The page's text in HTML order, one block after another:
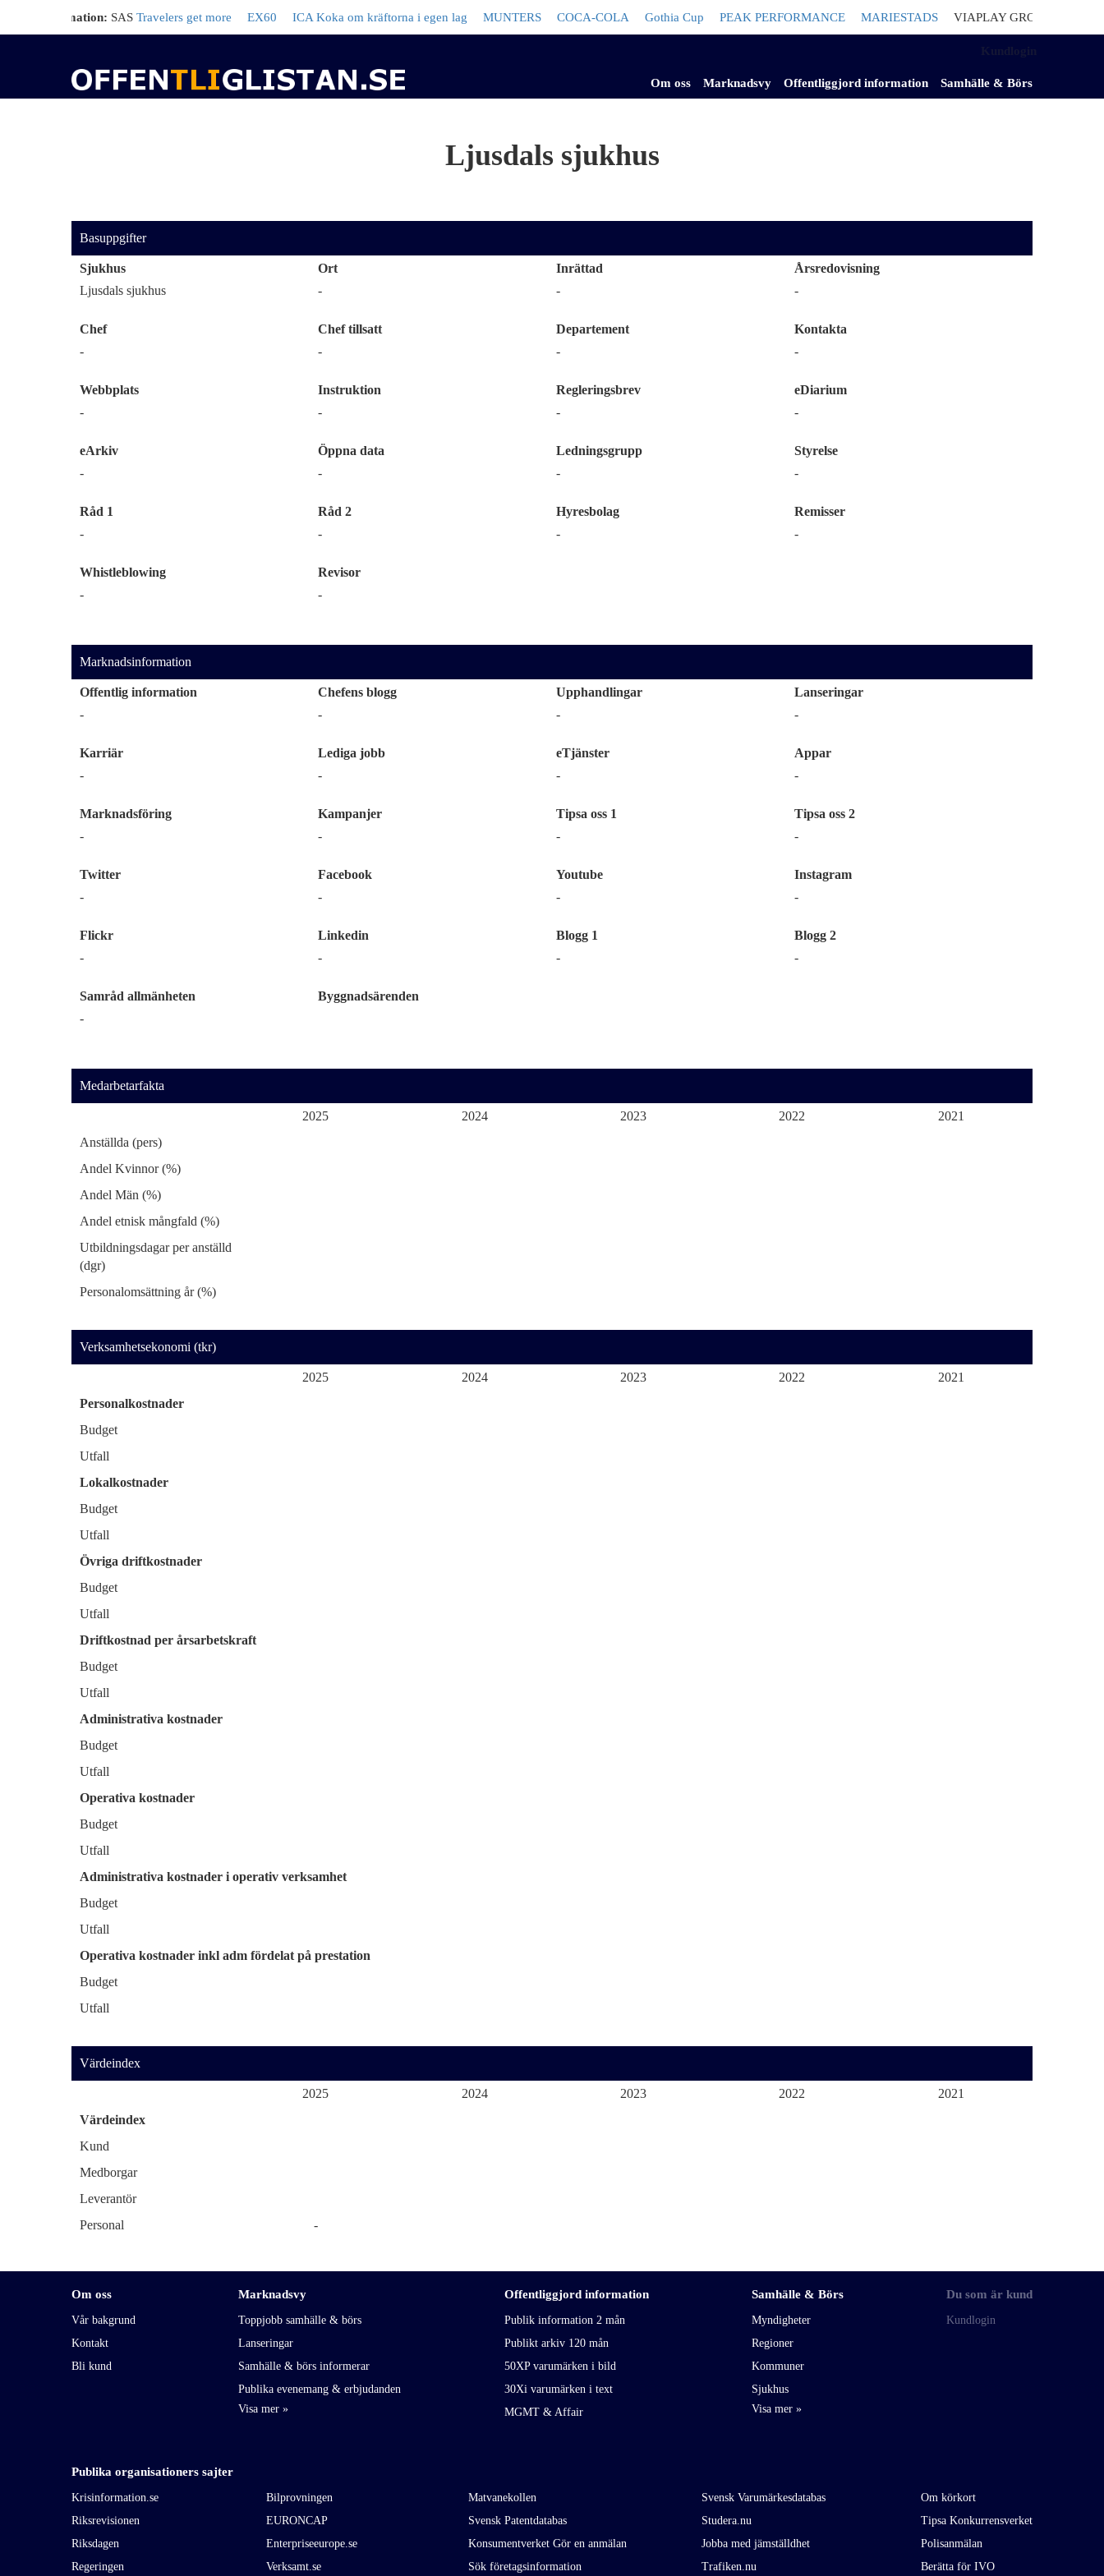
information: SAS Travelers get more EX60 ICA Koka om kräftorna i egen lag MUNTERS COCA-COLA Gothia Cup PEAK PERFORMANCE MARIESTADS VIAPLAY GROUPSäljer
Samhälle & Börs
Offentliggjord information
Marknadsvy
Om oss
Ljusdals sjukhus
Basuppgifter
Sjukhus
Ljusdals sjukhus
Ort
-
Inrättad
-
Årsredovisning
-
Chef
-
Chef tillsatt
-
Departement
-
Kontakta
-
Webbplats
-
Instruktion
-
Regleringsbrev
-
eDiarium
-
eArkiv
-
Öppna data
-
Ledningsgrupp
-
Styrelse
-
Råd 1
-
Råd 2
-
Hyresbolag
-
Remisser
-
Whistleblowing
-
Revisor
-
Marknadsinformation
Offentlig information
-
Chefens blogg
-
Upphandlingar
-
Lanseringar
-
Karriär
-
Lediga jobb
-
eTjänster
-
Appar
-
Marknadsföring
-
Kampanjer
-
Tipsa oss 1
-
Tipsa oss 2
-
Twitter
-
Facebook
-
Youtube
-
Instagram
-
Flickr
-
Linkedin
-
Blogg 1
-
Blogg 2
-
Samråd allmänheten
-
Byggnadsärenden
Medarbetarfakta
2025 2024 2023 2022
2021
Anställda (pers)
Andel Kvinnor (%)
Andel Män (%)
Andel etnisk mångfald (%)
Utbildningsdagar per anställd
(dgr)
Personalomsättning år (%)
Verksamhetsekonomi (tkr)
2025 2024 2023 2022
2021
Personalkostnader
Budget
Utfall
Lokalkostnader
Budget
Utfall
Övriga driftkostnader
Budget
Utfall
Driftkostnad per årsarbetskraft
Budget
Utfall
Administrativa kostnader
Budget
Utfall
Operativa kostnader
Budget
Utfall
Administrativa kostnader i operativ verksamhet
Budget
Utfall
Operativa kostnader inkl adm fördelat på prestation
Budget
Utfall
Värdeindex
2025 2024 2023 2022
2021
Värdeindex
Kund
Medborgar
Leverantör
Personal
-
Om oss
Vår bakgrund
Kontakt
Bli kund
Marknadsvy
Toppjobb samhälle & börs
Lanseringar
Samhälle & börs informerar
Publika evenemang & erbjudanden
Offentliggjord information
Publik information 2 mån
Publikt arkiv 120 mån
50XP varumärken i bild
30Xi varumärken i text
MGMT & Affair
Samhälle & Börs
Myndigheter
Regioner
Kommuner
Sjukhus
Du som är kund
Kundlogin
Publika organisationers sajter
Krisinformation.se
Riksrevisionen
Riksdagen
Regeringen
Bilprovningen
EURONCAP
Enterpriseeurope.se
Verksamt.se
Matvanekollen
Svensk Patentdatabas
Konsumentverket Gör en anmälan
Sök företagsinformation
Svensk Varumärkesdatabas
Studera.nu
Jobba med jämställdhet
Trafiken.nu
Om körkort
Tipsa Konkurrensverket
Polisanmälan
Berätta för IVO